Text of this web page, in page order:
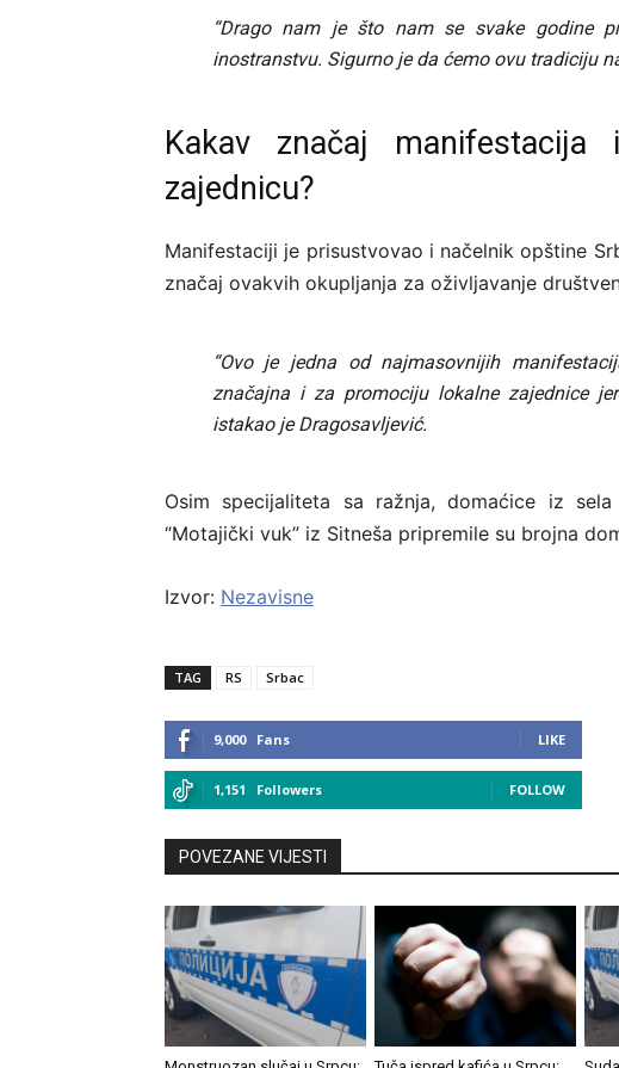
“Drago nam je što nam se svake godine
inostranstvu. Sigurno je da ćemo ovu tradiciju
Kakav značaj
zajednicu?
Manifestaciji je prisustvovao i načelnik opštine
značaj ovakvih okupljanja za oživljavanje
“Ovo je jedna od najmasovnijih
značajna i za promociju lokalne zajednice
istakao je Dragosavljević.
Osim specijaliteta sa ražnja, domaćice iz
“Motajički vuk” iz Sitneša pripremile su brojna
Izvor: Nezavisne
TAG RS Srbac
9,000 Fans LIKE
1,151 Followers FOLLOW
POVEZANE VIJESTI